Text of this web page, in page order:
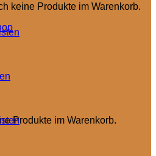
keine Produkte im Warenkorb.
Produkte im Warenkorb.